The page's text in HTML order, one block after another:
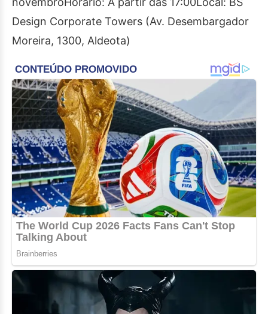
Design Corporate Towers (Av. Desembargador
Moreira, 1300, Aldeota)